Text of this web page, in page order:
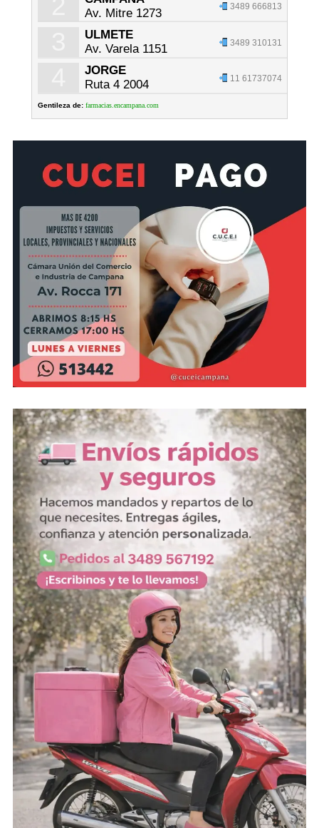
Av. Mitre 1273
3489 666813
ULMETE
Av. Varela 1151
3489 310131
JORGE
Ruta 4 2004
11 61737074
Gentileza de: farmacias.encampana.com